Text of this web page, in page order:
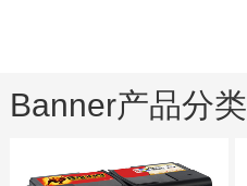
ZERTIFIKAT
Banner产品分类